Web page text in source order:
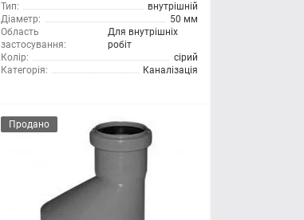
Тип:
внутрішній
Діаметр:
50 мм
Область
застосування:
Для внутрішніх
робіт
Колір:
сірий
Категорія:
Каналізація
Продано